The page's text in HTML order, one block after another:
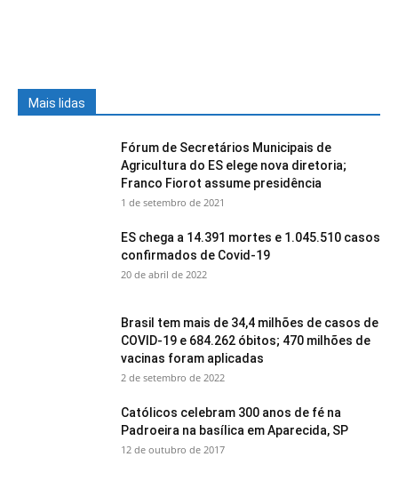
Mais lidas
Fórum de Secretários Municipais de
Agricultura do ES elege nova diretoria;
Franco Fiorot assume presidência
1 de setembro de 2021
ES chega a 14.391 mortes e 1.045.510 casos
confirmados de Covid-19
20 de abril de 2022
Brasil tem mais de 34,4 milhões de casos de
COVID-19 e 684.262 óbitos; 470 milhões de
vacinas foram aplicadas
2 de setembro de 2022
Católicos celebram 300 anos de fé na
Padroeira na basílica em Aparecida, SP
12 de outubro de 2017